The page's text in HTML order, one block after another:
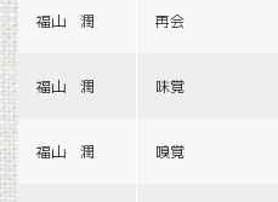
福山 潤 再会
福山 潤 味覚
福山 潤 嗅覚